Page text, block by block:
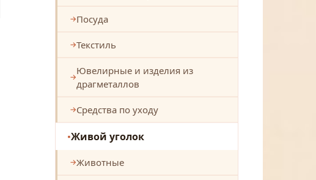
Посуда
Текстиль
Ювелирные и изделия из
драгметаллов
Средства по уходу
Живой уголок
Животные